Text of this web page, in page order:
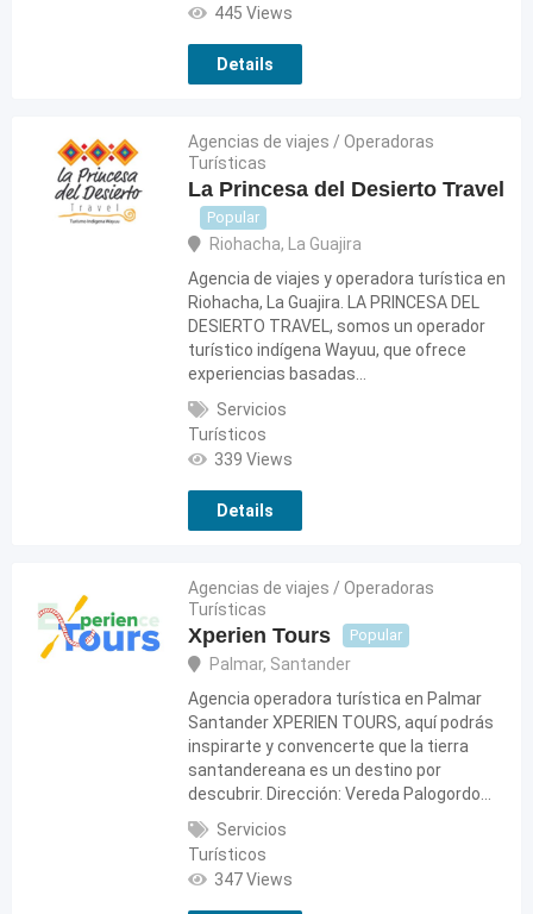
445 Views
Details
Agencias de viajes / Operadoras
Turísticas
La Princesa del Desierto Travel
Popular
Riohacha, La Guajira
Agencia de viajes y operadora turística en
Riohacha, La Guajira. LA PRINCESA DEL
DESIERTO TRAVEL, somos un operador
turístico indígena Wayuu, que ofrece
experiencias basadas…
Servicios
Turísticos
339 Views
Details
Agencias de viajes / Operadoras
Turísticas
Xperien Tours Popular
Palmar, Santander
Agencia operadora turística en Palmar
Santander XPERIEN TOURS, aquí podrás
inspirarte y convencerte que la tierra
santandereana es un destino por
descubrir. Dirección: Vereda Palogordo…
Servicios
Turísticos
347 Views